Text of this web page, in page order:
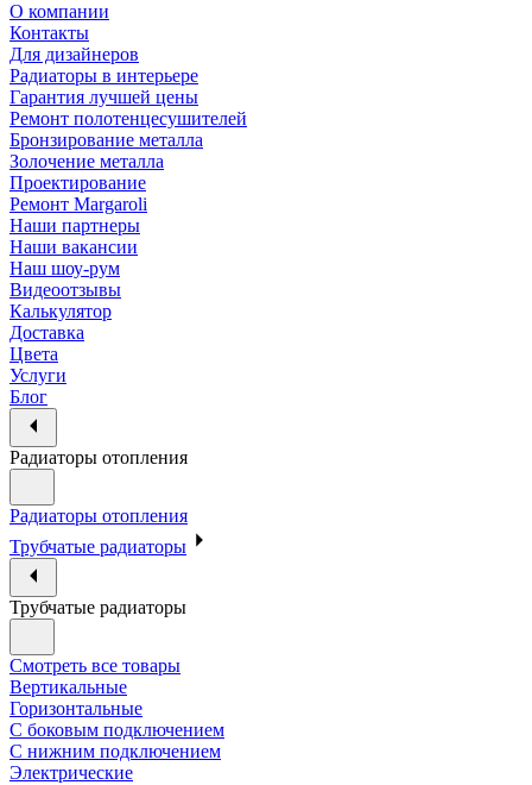
О компании
Контакты
Для дизайнеров
Радиаторы в интерьере
Гарантия лучшей цены
Ремонт полотенцесушителей
Бронзирование металла
Золочение металла
Проектирование
Ремонт Margaroli
Наши партнеры
Наши вакансии
Наш шоу-рум
Видеоотзывы
Калькулятор
Доставка
Цвета
Услуги
Блог
Радиаторы отопления
Радиаторы отопления
Трубчатые радиаторы
Трубчатые радиаторы
Смотреть все товары
Вертикальные
Горизонтальные
С боковым подключением
С нижним подключением
Электрические